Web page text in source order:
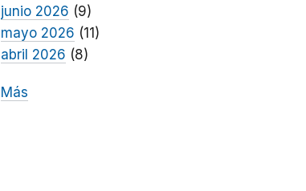
junio 2026 (9)
mayo 2026 (11)
abril 2026 (8)
Más